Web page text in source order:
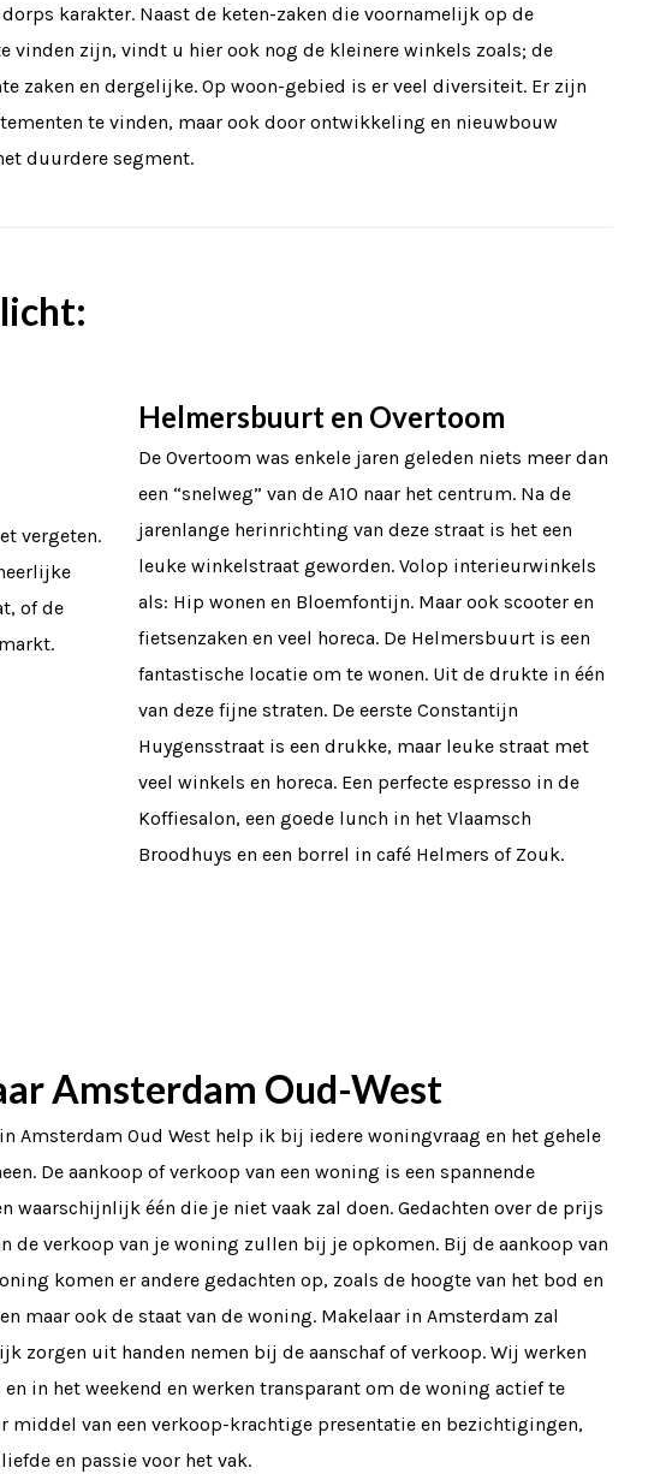
karakter. Naast de keten-zaken die voornamelijk op de
vinden zijn, vindt u hier ook nog de kleinere winkels zoals; de
zaken en dergelijke. Op woon-gebied is er veel diversiteit. Er zijn
te vinden, maar ook door ontwikkeling en nieuwbouw
duurdere segment.
vergeten.
of de
Helmersbuurt en Overtoom
De Overtoom was enkele jaren geleden niets meer dan
een “snelweg” van de A10 naar het centrum. Na de
jarenlange herinrichting van deze straat is het een
leuke winkelstraat geworden. Volop interieurwinkels
als: Hip wonen en Bloemfontijn. Maar ook scooter en
fietsenzaken en veel horeca. De Helmersbuurt is een
fantastische locatie om te wonen. Uit de drukte in één
van deze fijne straten. De eerste Constantijn
Huygensstraat is een drukke, maar leuke straat met
veel winkels en horeca. Een perfecte espresso in de
Koffiesalon, een goede lunch in het Vlaamsch
Broodhuys en een borrel in café Helmers of Zouk.
Amsterdam Oud-West
Amsterdam Oud West help ik bij iedere woningvraag en het gehele
De aankoop of verkoop van een woning is een spannende
waarschijnlijk één die je niet vaak zal doen. Gedachten over de prijs
de verkoop van je woning zullen bij je opkomen. Bij de aankoop van
komen er andere gedachten op, zoals de hoogte van het bod en
maar ook de staat van de woning. Makelaar in Amsterdam zal
zorgen uit handen nemen bij de aanschaf of verkoop. Wij werken
en in het weekend en werken transparant om de woning actief te
middel van een verkoop-krachtige presentatie en bezichtigingen,
en passie voor het vak.